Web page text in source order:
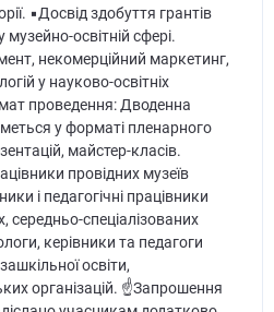
▪️Досвід здобуття грантів
музейно-освітній сфері.
некомерційний маркетинг,
у науково-освітніх
проведення: Дводенна
у форматі пленарного
майстер-класів.
провідних музеїв
і педагогічні працівники
середньо-спеціалізованих
керівники та педагоги
освіти,
організацій. ☝️Запрошення